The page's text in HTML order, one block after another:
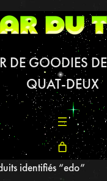
DE GOODIES
QUAT-DEUX
identifiés “edo”